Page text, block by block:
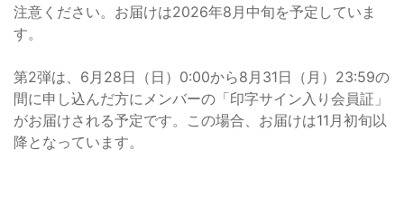
注意ください。お届けは2026年8月中旬を予定していま
す。
第2弾は、6月28日（日）0:00から8月31日（月）23:59の
間に申し込んだ方にメンバーの「印字サイン入り会員証」
がお届けされる予定です。この場合、お届けは11月初旬以
降となっています。